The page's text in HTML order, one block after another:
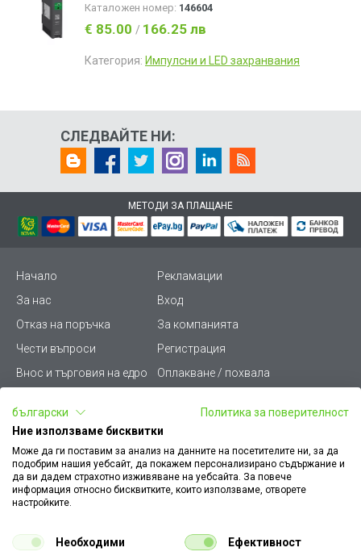
Каталожен номер: 146604
€ 85.00 / 166.25 лв
Категория: Импулсни и LED захранвания
СЛЕДВАЙТЕ НИ:
МЕТОДИ ЗА ПЛАЩАНЕ
Начало
Рекламации
За нас
Вход
Отказ на поръчка
За компанията
Чести въпроси
Регистрация
Внос и търговия на едро
Оплакване / похвала
Условия за ползване
Стани дистрибутор
Карта на сайта
Кариери
Как да намеря документ
към поръчка
Платформа за AРС
Конфигуратор за ел.
български
Политика за поверителност
Ние използваме бисквитки
Може да ги поставим за анализ на данните на посетителите ни, за да
подобрим нашия уебсайт, да покажем персонализирано съдържание и
да ви дадем страхотно изживяване на уебсайта. За повече
информация относно бисквитките, които използваме, отворете
настройките.
Необходими Ефективност